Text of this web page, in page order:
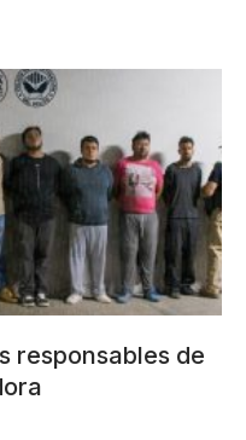
responsables de